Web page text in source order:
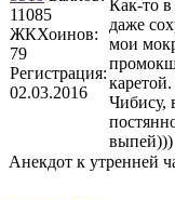
11085
ЖКХоинов:
79
Регистрация:
02.03.2016
Как-то
даже
мои
Чибису,
выпей)))
Анекдот к утренней